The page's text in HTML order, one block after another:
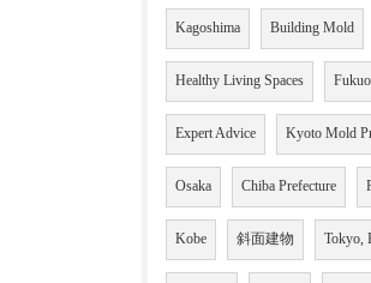
Kagoshima Building Mold
Healthy Living Spaces
Expert Advice Kyoto Mold
Osaka Chiba Prefecture
Kobe 斜面建物 Tokyo,